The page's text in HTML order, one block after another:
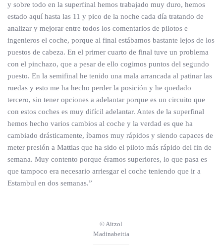
y sobre todo en la superfinal hemos trabajado muy duro, hemos
estado aquí hasta las 11 y pico de la noche cada día tratando de
analizar y mejorar entre todos los comentarios de pilotos e
ingenieros el coche, porque al final estábamos bastante lejos de los
puestos de cabeza. En el primer cuarto de final tuve un problema
con el pinchazo, que a pesar de ello cogimos puntos del segundo
puesto. En la semifinal he tenido una mala arrancada al patinar las
ruedas y esto me ha hecho perder la posición y he quedado
tercero, sin tener opciones a adelantar porque es un circuito que
con estos coches es muy difícil adelantar. Antes de la superfinal
hemos hecho varios cambios al coche y la verdad es que ha
cambiado drásticamente, íbamos muy rápidos y siendo capaces de
meter presión a Mattias que ha sido el piloto más rápido del fin de
semana. Muy contento porque éramos superiores, lo que pasa es
que tampoco era necesario arriesgar el coche teniendo que ir a
Estambul en dos semanas.”
© Aitzol
Madinabeitia